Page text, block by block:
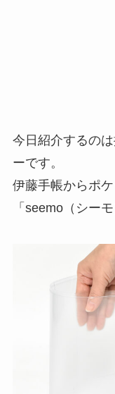
今日紹介するの
ーです。
伊藤手帳からポ
「seemo（シー